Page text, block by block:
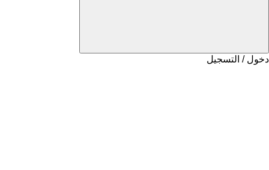
دخول / التسجيل